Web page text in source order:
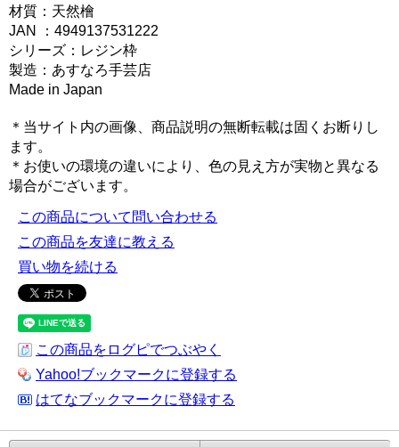
材質：天然檜
JAN ：4949137531222
シリーズ：レジン枠
製造：あすなろ手芸店
Made in Japan
＊当サイト内の画像、商品説明の無断転載は固くお断りし
ます。
＊お使いの環境の違いにより、色の見え方が実物と異なる
場合がございます。
この商品について問い合わせる
この商品を友達に教える
買い物を続ける
この商品をログピでつぶやく
Yahoo!ブックマークに登録する
はてなブックマークに登録する